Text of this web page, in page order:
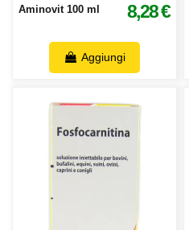
Aminovit 100 ml 8,28 €
Aggiungi